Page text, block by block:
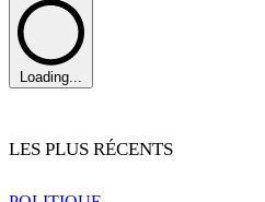
Loading...
LES PLUS RÉCENTS